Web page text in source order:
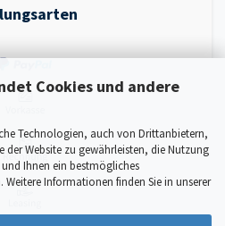
Cookies und andere
Technologien, auch von Drittanbietern,
Website zu gewährleisten, die Nutzung
Ihnen ein bestmögliches
Informationen finden Sie in unserer